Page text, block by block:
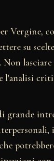
Vergine,
su
l'analisi
grande